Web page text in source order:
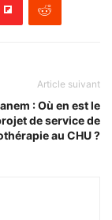
Article suivant
: Où en est le
de service de
au CHU ?